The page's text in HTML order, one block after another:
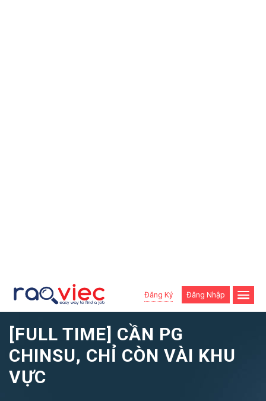
Đăng Ký Đăng Nhập
[FULL TIME] CẦN PG
CHINSU, CHỈ CÒN VÀI KHU
VỰC